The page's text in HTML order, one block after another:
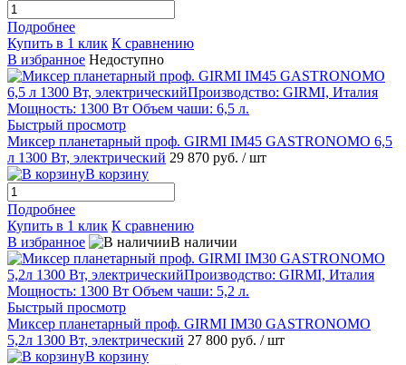
Подробнее
Купить в 1 клик К сравнению
В избранное Недоступно
Быстрый просмотр
Миксер планетарный проф. GIRMI IM45 GASTRONOMO 6,5
л 1300 Вт, электрический 29 870 руб. / шт
В корзину
Подробнее
Купить в 1 клик К сравнению
В избранное
В наличии
Быстрый просмотр
Миксер планетарный проф. GIRMI IM30 GASTRONOMO
5,2л 1300 Вт, электрический 27 800 руб. / шт
В корзину